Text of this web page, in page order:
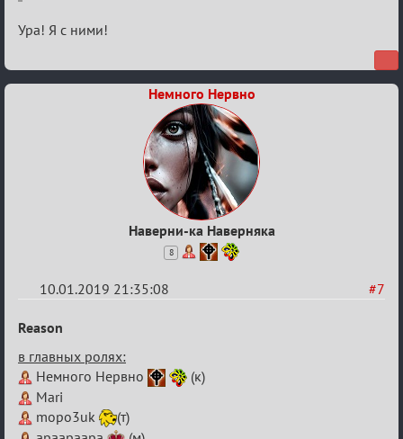
Ура! Я с ними!
Немного Нервно
Наверни-ка Наверняка
8
#7
10.01.2019 21:35:08
Re:
VIII
Кубок
сумеречных
разборок
Reason
в главных ролях:
Немного Нервно
(к)
Mari
mopo3uk
(т)